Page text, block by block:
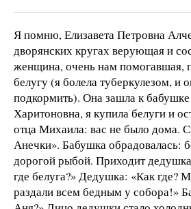
Я помню, Елизавета Петровна
дворянских кругах верующая и
женщина, очень нам помогавшая,
белугу (я болела туберкулезом, и
подкормить). Она зашла к
Харитоновна, я купила белуги и
отца Михаила: вас не было дома.
Анечки». Бабушка обрадовалась:
дорогой рыбой. Приходит
где белуга?» Дедушка: «Как где?
раздали всем бедным у собора!»